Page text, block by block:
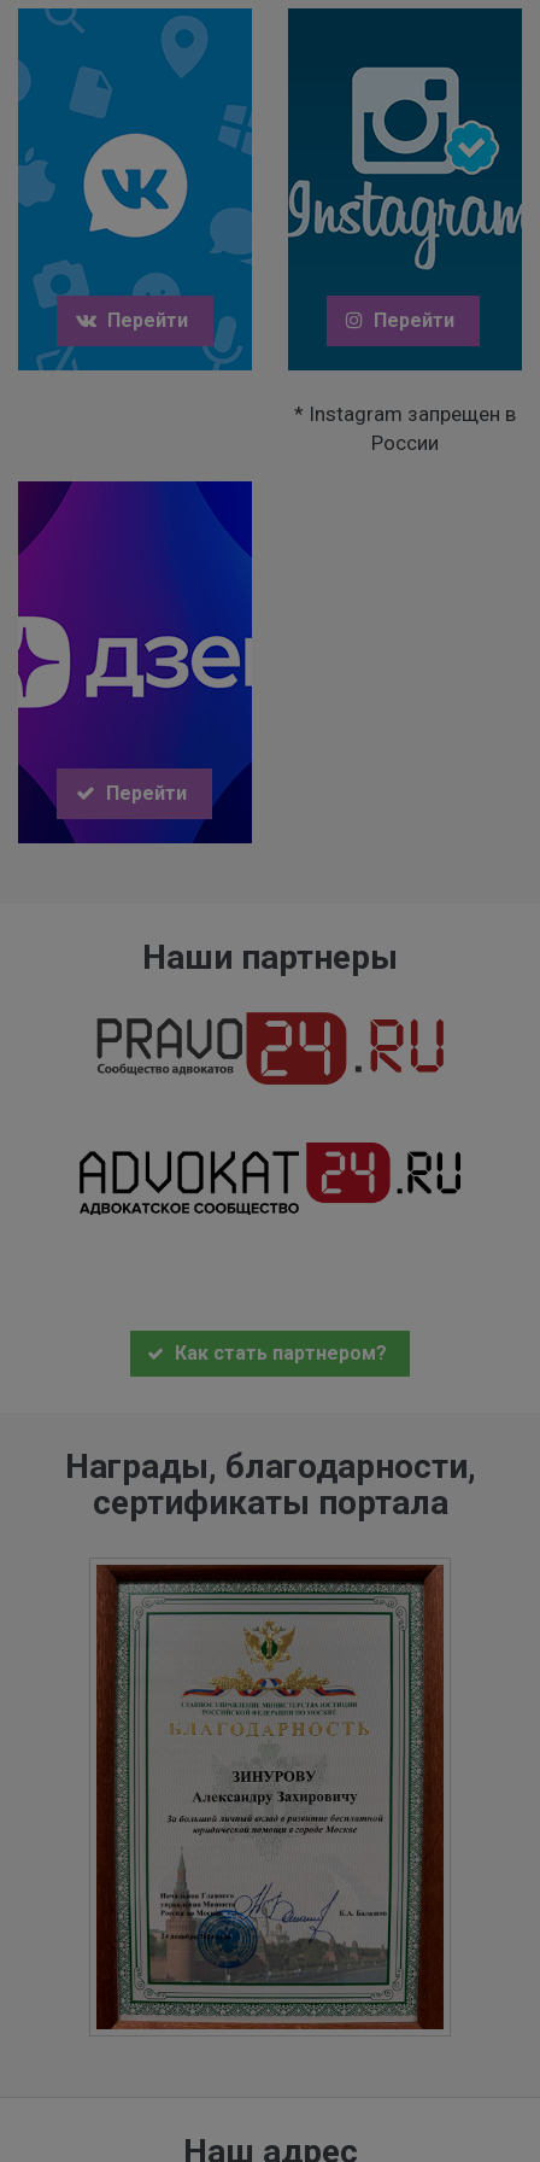
Перейти Перейти
* Instagram запрещен в
России
Перейти
Наши партнеры
Как стать партнером?
Награды, благодарности,
сертификаты портала
Наш адрес